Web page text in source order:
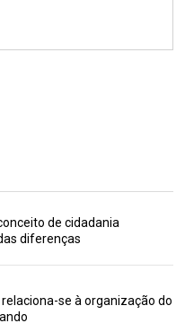
de cidadania
diferenças
se à organização do